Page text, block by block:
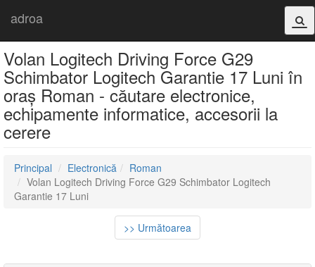
adroa
Volan Logitech Driving Force G29
Schimbator Logitech Garantie 17 Luni în
oraș Roman - căutare electronice,
echipamente informatice, accesorii la
cerere
Principal Electronică
Roman
Volan Logitech Driving Force G29 Schimbator Logitech
Garantie 17 Luni
>> Următoarea